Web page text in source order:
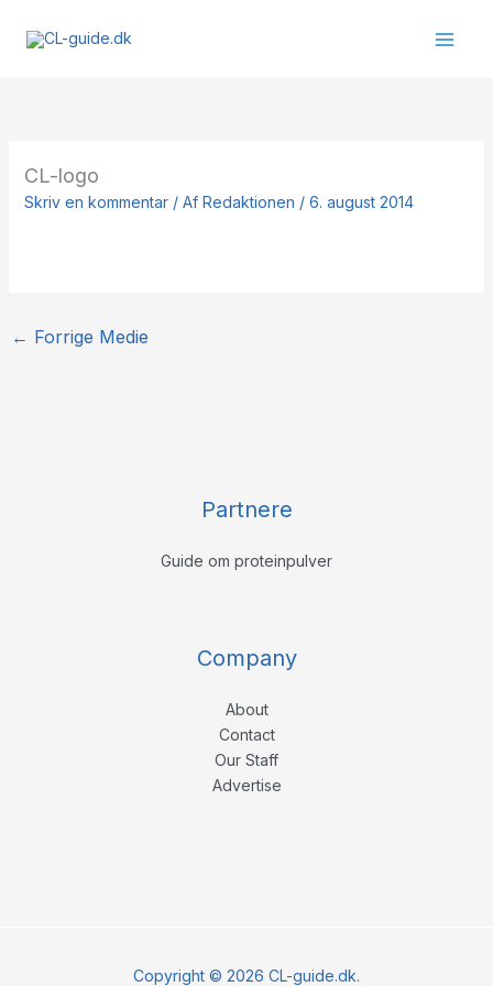
CL-logo
Skriv en kommentar / Af Redaktionen / 6. august 2014
← Forrige Medie
Partnere
Guide om proteinpulver
Company
About
Contact
Our Staff
Advertise
Copyright © 2026 CL-guide.dk.